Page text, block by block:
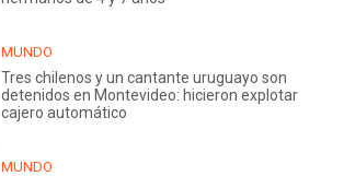
MUNDO
Tres chilenos y un cantante uruguayo son
detenidos en Montevideo: hicieron explotar
cajero automático
MUNDO